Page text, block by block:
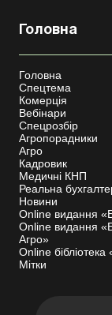
Головна
Головна
Спецтема
Комерція
Вебінари
Спецрозбір
Агропорадники
Агро
Кадровик
Медичні КНП
Реальна
Новини
Online видання
Online видання
Агро»
Online
Мітки